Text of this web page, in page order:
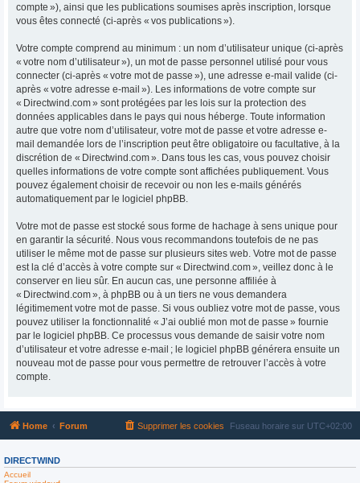
compte »), ainsi que les publications soumises après inscription, lorsque
vous êtes connecté (ci-après « vos publications »).
Votre compte comprend au minimum : un nom d’utilisateur unique (ci-après
« votre nom d’utilisateur »), un mot de passe personnel utilisé pour vous
connecter (ci-après « votre mot de passe »), une adresse e-mail valide (ci-
après « votre adresse e-mail »). Les informations de votre compte sur
« Directwind.com » sont protégées par les lois sur la protection des
données applicables dans le pays qui nous héberge. Toute information
autre que votre nom d’utilisateur, votre mot de passe et votre adresse e-
mail demandée lors de l’inscription peut être obligatoire ou facultative, à la
discrétion de « Directwind.com ». Dans tous les cas, vous pouvez choisir
quelles informations de votre compte sont affichées publiquement. Vous
pouvez également choisir de recevoir ou non les e-mails générés
automatiquement par le logiciel phpBB.
Votre mot de passe est stocké sous forme de hachage à sens unique pour
en garantir la sécurité. Nous vous recommandons toutefois de ne pas
utiliser le même mot de passe sur plusieurs sites web. Votre mot de passe
est la clé d’accès à votre compte sur « Directwind.com », veillez donc à le
conserver en lieu sûr. En aucun cas, une personne affiliée à
« Directwind.com », à phpBB ou à un tiers ne vous demandera
légitimement votre mot de passe. Si vous oubliez votre mot de passe, vous
pouvez utiliser la fonctionnalité « J’ai oublié mon mot de passe » fournie
par le logiciel phpBB. Ce processus vous demande de saisir votre nom
d’utilisateur et votre adresse e-mail ; le logiciel phpBB générera ensuite un
nouveau mot de passe pour vous permettre de retrouver l’accès à votre
compte.
Home Forum Fuseau horaire sur UTC+02:00
Supprimer les cookies
DIRECTWIND
Accueil